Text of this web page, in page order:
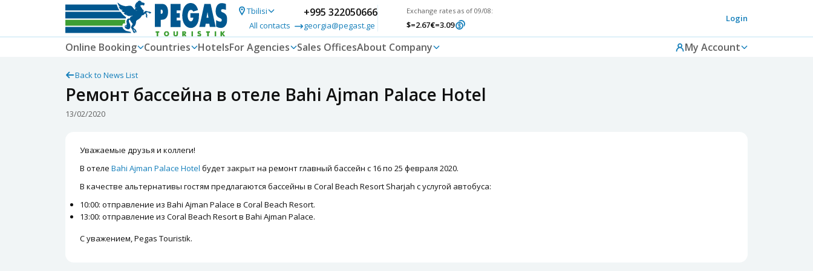
Tbilisi
All contacts
+995 322050666
georgia@pegast.ge
Exchange rates as of 09/08:
$=2.67€=3.09
Login
Online Booking Countries HotelsFor Agencies Sales OfficesAbout Company My Account
Back to News List
Ремонт бассейна в отеле Bahi Ajman Palace Hotel
13/02/2020
Уважаемые друзья и коллеги!
В отеле Bahi Ajman Palace Hotel будет закрыт на ремонт главный бассейн с 16 по 25 февраля 2020.
В качестве альтернативы гостям предлагаются бассейны в Coral Beach Resort Sharjah с услугой автобуса:
10:00: отправление из Bahi Ajman Palace в Coral Beach Resort.
13:00: отправление из Coral Beach Resort в Bahi Ajman Palace.
С уважением, Pegas Touristik.